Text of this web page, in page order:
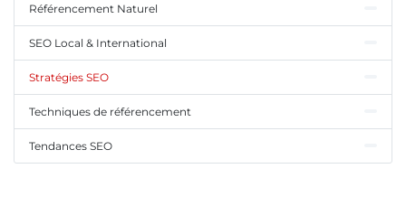
Référencement Naturel
SEO Local & International
Stratégies SEO
Techniques de référencement
Tendances SEO